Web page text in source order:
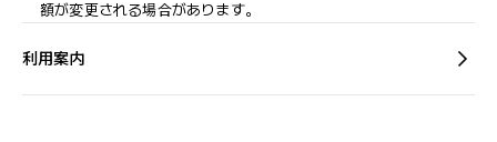
額が変更される場合があります。
利用案内